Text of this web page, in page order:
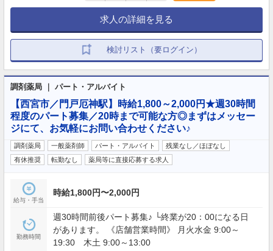
求人の詳細を見る
検討リスト（要ログイン）
調剤薬局 ｜ パート・アルバイト
【西宮市／門戸厄神駅】時給1,800～2,000円★週30時間
程度のパート募集／20時まで可能な方◎まずはメッセー
ジにて、お気軽にお問い合わせください♪
調剤薬局 一般薬剤師 パート・アルバイト
残業なし／ほぼなし
有休推奨
転勤なし 薬局等に直接応募する求人
給与・手当
時給1,800円〜2,000円
勤務時間
週30時間前後パート募集♪ └終業が20：00になる日
があります。 《店舗営業時間》 月火水金 9:00～
19:30 木土 9:00～13:00